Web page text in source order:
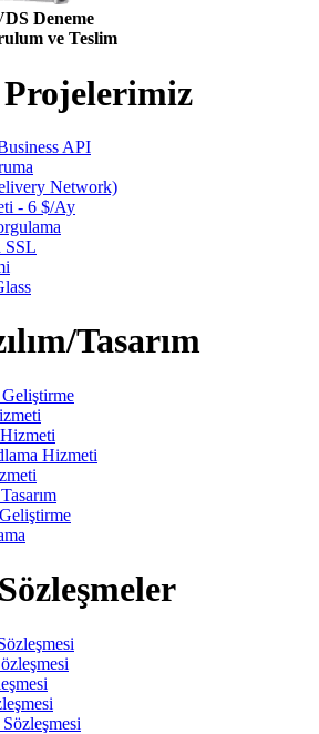
Deneme
ve Teslim
API
Network)
- 6 $/Ay
SSL
Tasarım
Hizmeti